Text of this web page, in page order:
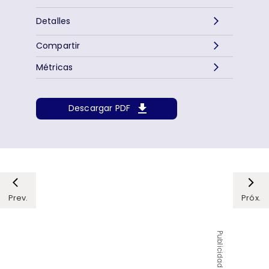
Detalles
Descargar PDF
Métricas
Compartir
Prev. Próx.
Publicidad